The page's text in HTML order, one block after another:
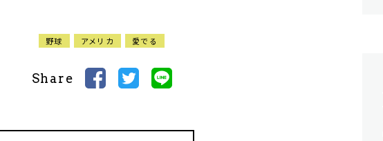
野球 アメリカ 愛でる
Share